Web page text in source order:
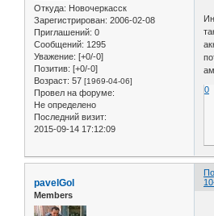
Откуда: Новочеркасск
Зарегистрирован: 2006-02-08
Приглашений: 0
Сообщений: 1295
Уважение: [+0/-0]
Позитив: [+0/-0]
Возраст: 57 [1969-04-06]
Провел на форуме:
Не определено
Последний визит:
2015-09-14 17:12:09
0
pavelGol
Members